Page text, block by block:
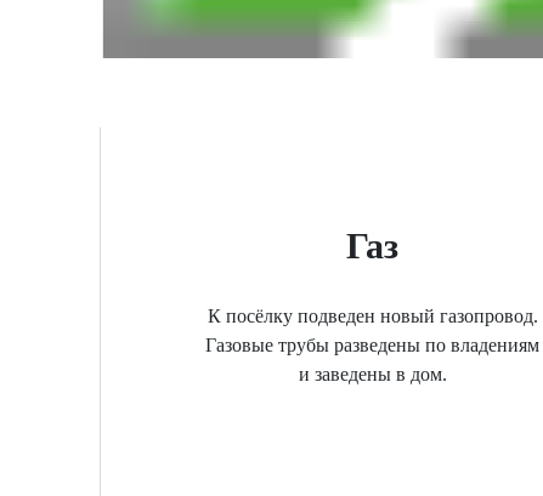
Газ
К посёлку подведен новый газопровод.
Газовые трубы разведены по владениям
и заведены в дом.